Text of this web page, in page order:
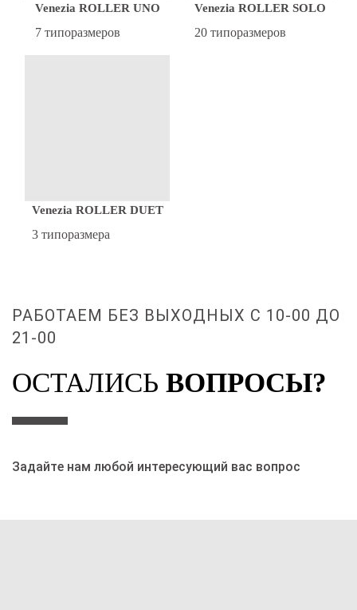
Venezia ROLLER UNO
7 типоразмеров
Venezia ROLLER SOLO
20 типоразмеров
Venezia ROLLER DUET
3 типоразмера
РАБОТАЕМ БЕЗ ВЫХОДНЫХ С 10-00 ДО
21-00
ОСТАЛИСЬ ВОПРОСЫ?
Задайте нам любой интересующий вас вопрос